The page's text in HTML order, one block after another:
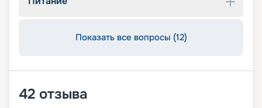
Показать все вопросы (12)
42 отзыва